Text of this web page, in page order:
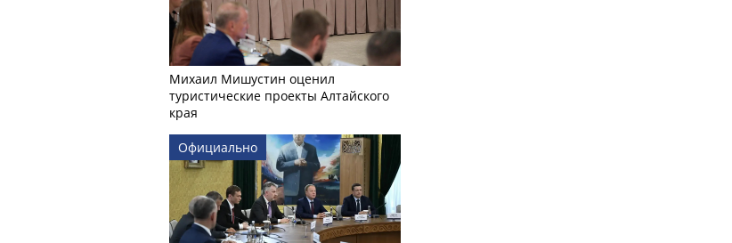
Михаил Мишустин оценил
туристические проекты Алтайского
края
Официально